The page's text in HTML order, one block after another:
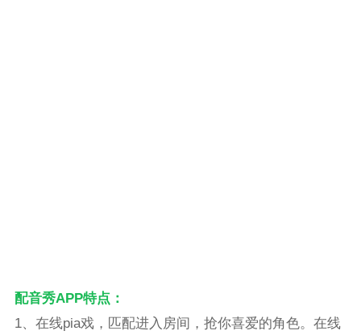
配音秀APP特点：
1、在线pia戏，匹配进入房间，抢你喜爱的角色。在线